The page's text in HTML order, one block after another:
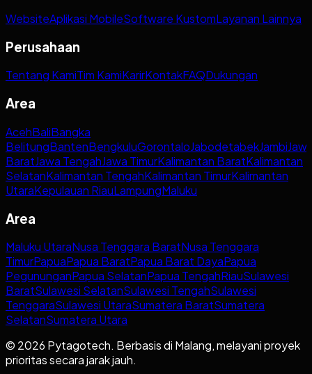
WebsiteAplikasi MobileSoftware KustomLayanan Lainnya
Perusahaan
Tentang KamiTim KamiKarirKontakFAQDukungan
Area
AcehBaliBangka
BelitungBantenBengkuluGorontaloJabodetabekJambi
BaratJawa TengahJawa TimurKalimantan BaratKalimantan
SelatanKalimantan TengahKalimantan TimurKalimantan
UtaraKepulauan RiauLampungMaluku
Area
Maluku UtaraNusa Tenggara BaratNusa Tenggara
TimurPapuaPapua BaratPapua Barat DayaPapua
PegununganPapua SelatanPapua TengahRiauSulawesi
BaratSulawesi SelatanSulawesi TengahSulawesi
TenggaraSulawesi UtaraSumatera BaratSumatera
SelatanSumatera Utara
© 2026 Pytagotech. Berbasis di Malang, melayani proyek
prioritas secara jarak jauh.